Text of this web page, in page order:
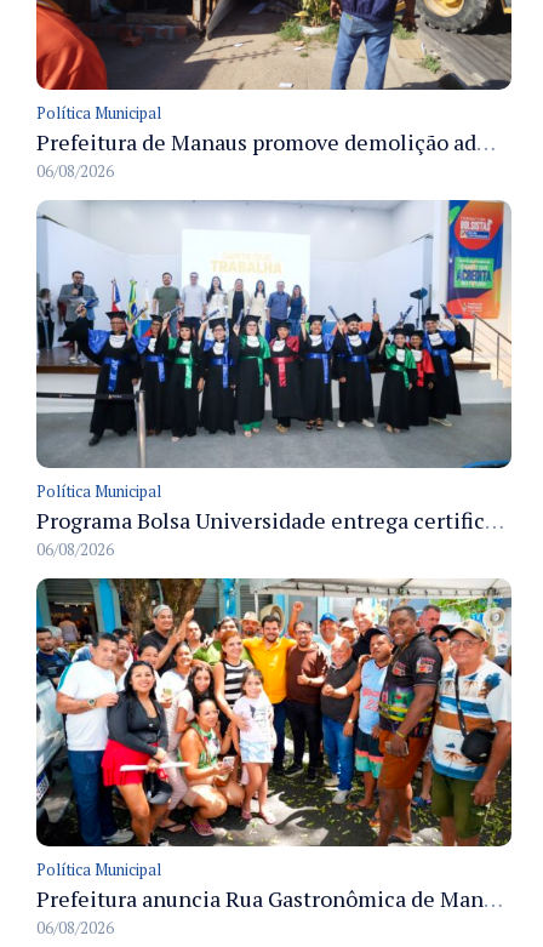
Política Municipal
Prefeitura de Manaus promove demolição administrativa de cinco estruturas que ocupavam calçada pública
06/08/2026
Política Municipal
Programa Bolsa Universidade entrega certificados a formandos em Manaus na sede do Executivo municipal
06/08/2026
Política Municipal
Prefeitura anuncia Rua Gastronômica de Manaus e garante alternativas para 54 ambulantes cadastrados
06/08/2026